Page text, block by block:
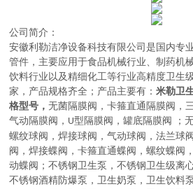
公司简介：
安徽利勒洁净设备科技有限公司是 国内专
管件，主要应用于食品机械行业、制药机
饮料行业以及精细化工等行业高精度卫生
家， 产品规格齐全；产品主要有：米勒卫
格型号，无菌隔膜阀 ，卡箍直通隔膜阀，
气动隔膜阀， U型隔膜阀，罐底隔膜阀 ；
螺纹球阀，焊接球阀，气动球阀，法兰球
阀 ，焊接蝶阀，卡箍直通蝶阀，螺纹蝶阀
动蝶阀 ；不锈钢卫生泵 ，不锈钢卫生级离
不锈钢酒精防爆泵，卫生奶泵，卫生饮料泵